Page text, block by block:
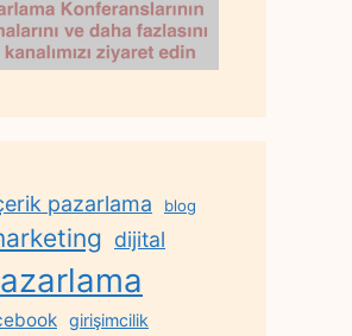
pazarlama blog
dijital
girişimcilik